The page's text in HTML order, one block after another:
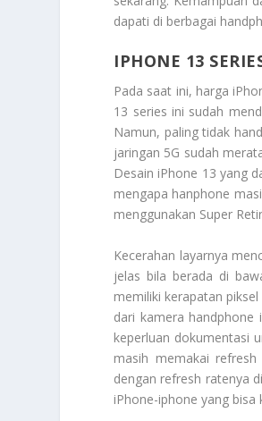
dapati di berbagai
IPHONE 13
Pada saat ini, harga
13 series ini sudah
Namun, paling tidak
jaringan 5G sudah
Desain iPhone 13 yang
mengapa hanphone
menggunakan Super
Kecerahan layarnya
jelas bila berada di
memiliki kerapatan
dari kamera handphone
keperluan dokumentasi
masih memakai
dengan refresh ratenya
iPhone-iphone yang